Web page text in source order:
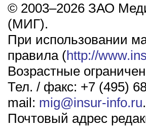
© 2003–2026 ЗАО
(МИГ).
При использовании
правила (http://
Возрастные
Тел. / факс: +7 (495)
mail: mig@insur-info.ru.
Почтовый адрес